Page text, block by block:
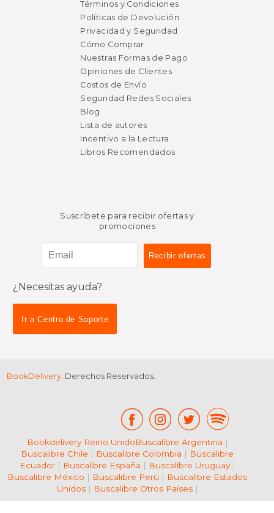
$ 38.24
50%
$ 40.98
Términos y Condiciones
Políticas de Devolución
Privacidad y Seguridad
Cómo Comprar
Nuestras Formas de Pago
Opiniones de Clientes
Costos de Envío
Seguridad Redes Sociales
Blog
Lista de autores
Incentivo a la Lectura
Libros Recomendados
Suscríbete para recibir ofertas y
promociones
¿Necesitas ayuda?
Ir a Centro de Soporte
BookDelivery. Derechos Reservados.
Bookdelivery Reino UnidoBuscalibre Argentina |
Buscalibre Chile | Buscalibre Colombia | Buscalibre
Ecuador| Buscalibre España | Buscalibre Uruguay|
Buscalibre México | Buscalibre Perú | Buscalibre Estados
Unidos| Buscalibre Otros Países|